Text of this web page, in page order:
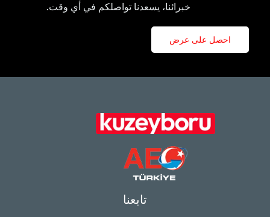
خبرائنا، يسعدنا تواصلكم في أي وقت.
احصل على عرض
تابعنا